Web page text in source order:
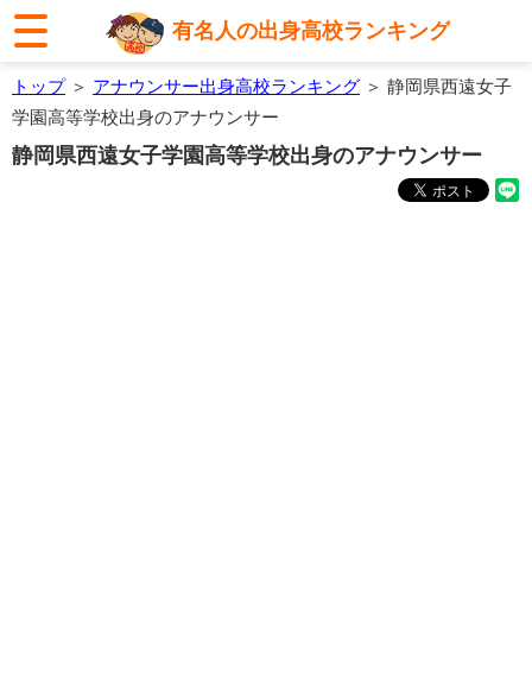
有名人の出身高校ランキング
トップ＞ アナウンサー出身高校ランキング ＞ 静岡県西遠女子
学園高等学校出身のアナウンサー
静岡県西遠女子学園高等学校出身のアナウンサー